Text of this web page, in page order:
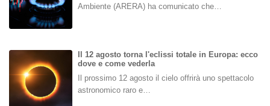
Ambiente (ARERA) ha comunicato che…
Il 12 agosto torna l'eclissi totale in Europa: ecco
dove e come vederla
Il prossimo 12 agosto il cielo offrirà uno spettacolo
astronomico raro e…